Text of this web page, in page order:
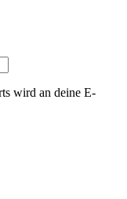
wird an deine E-